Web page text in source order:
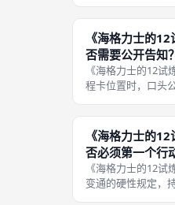
后卡牌会按照蓝、
区域，区分回收位
《海格力士的
否需要公开告知？
《海格力士的12
程卡位置时，口头
依靠肉眼观察队列
信息属于个人隐藏
《海格力士的
否必须第一个行
《海格力士的12
变通的硬性规定，